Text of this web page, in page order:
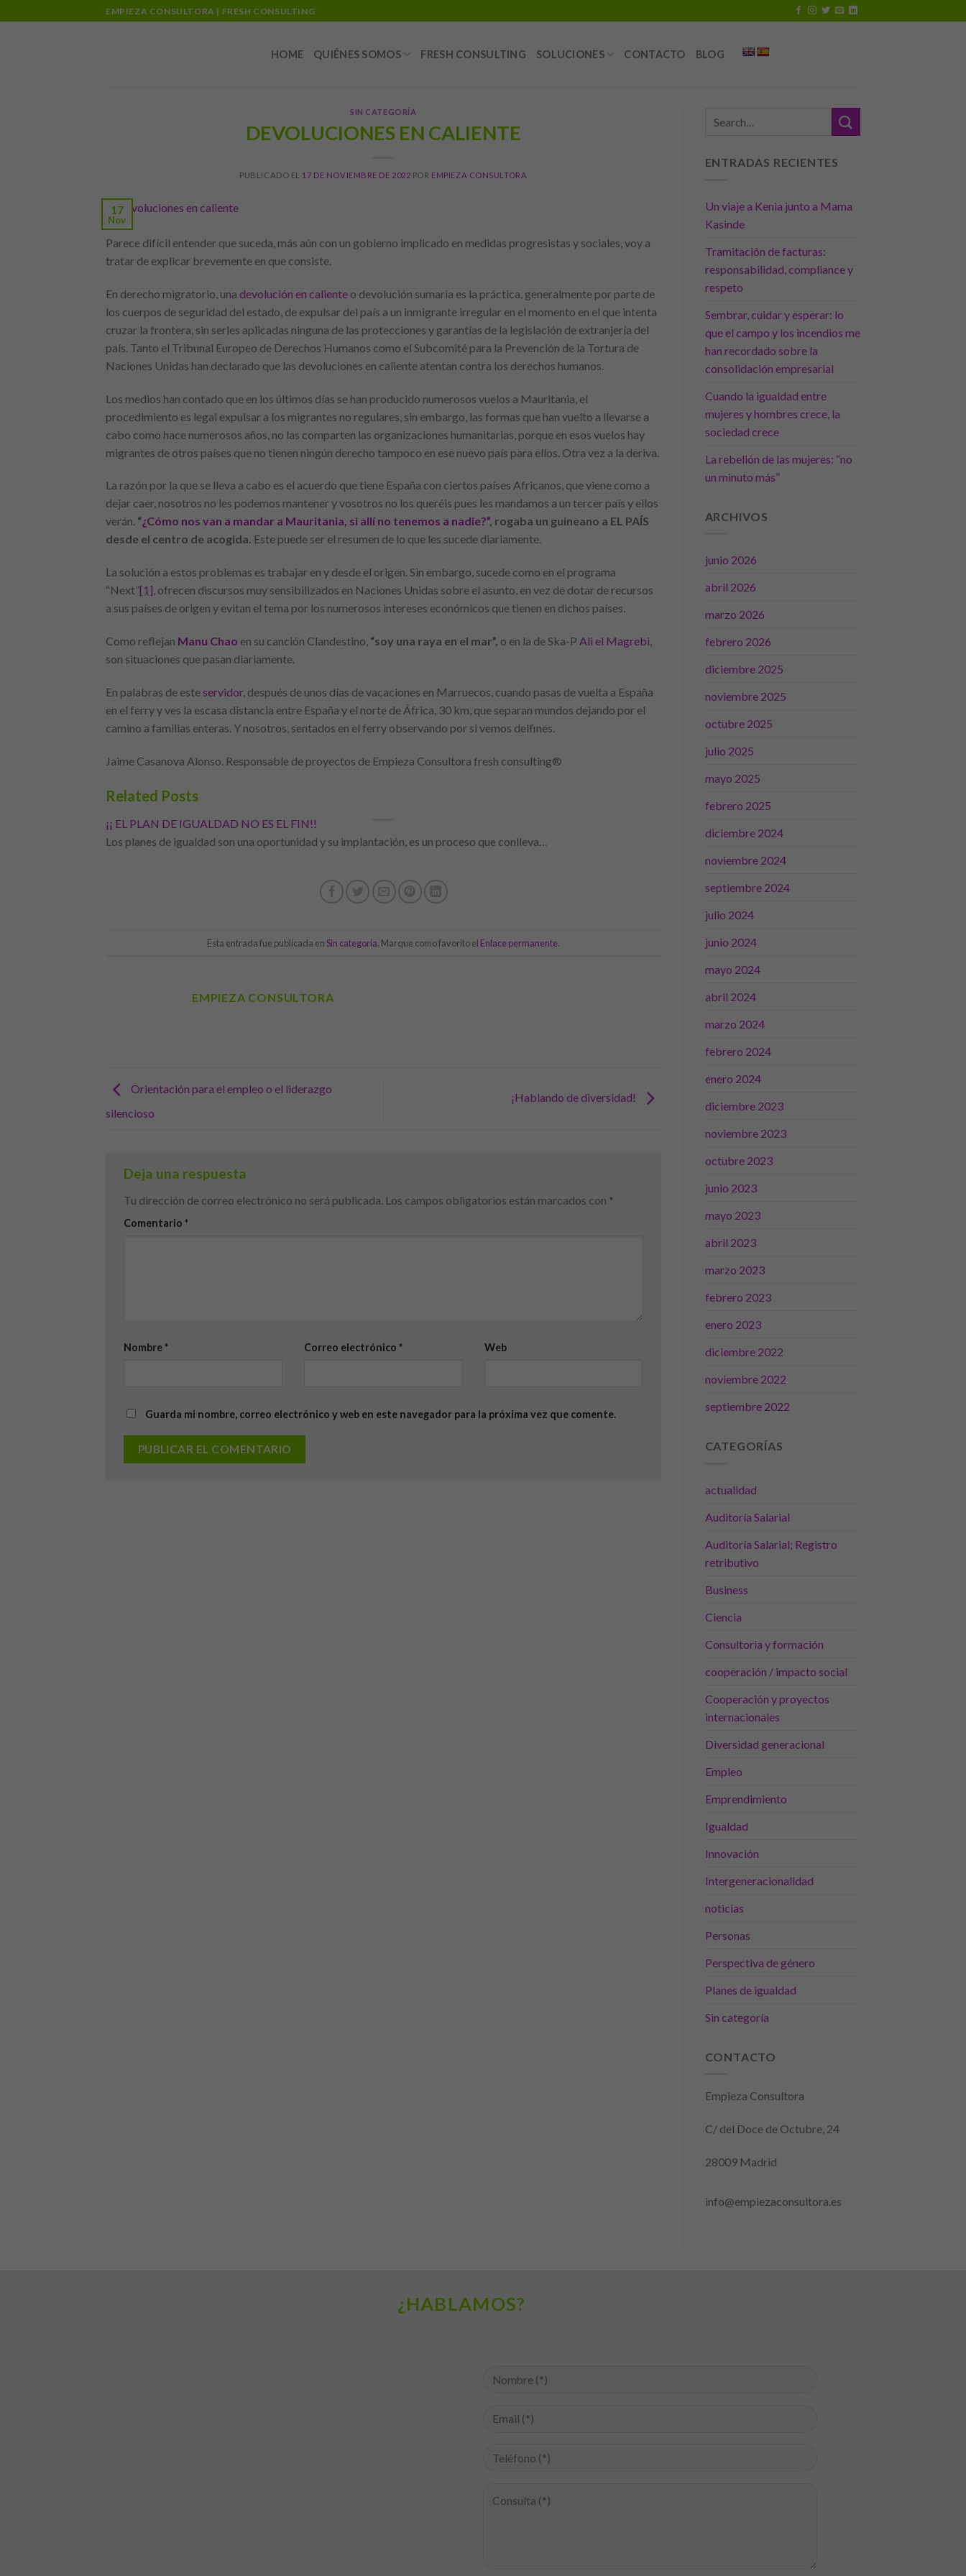
to
EMPIEZA CONSULTORA | FRESH CONSULTING
HOME QUIÉNES SOMOS FRESH CONSULTING SOLUCIONES CONTACTO BLOG
SIN CATEGORÍA
DEVOLUCIONES EN CALIENTE
PUBLICADO EL 17 DE NOVIEMBRE DE 2022 POR EMPIEZA CONSULTORA
17
Nov
Parece difícil entender que suceda, más aún con un gobierno implicado en medidas progresistas y sociales, voy a
tratar de explicar brevemente en que consiste.
En derecho migratorio, una devolución en caliente o devolución sumaria es la práctica, generalmente por parte de
los cuerpos de seguridad del estado, de expulsar del país a un inmigrante irregular en el momento en el que intenta
cruzar la frontera, sin serles aplicadas ninguna de las protecciones y garantías de la legislación de extranjería del
país. Tanto el Tribunal Europeo de Derechos Humanos como el Subcomité para la Prevención de la Tortura de
Naciones Unidas han declarado que las devoluciones en caliente atentan contra los derechos humanos.
Los medios han contado que en los últimos días se han producido numerosos vuelos a Mauritania, el
procedimiento es legal expulsar a los migrantes no regulares, sin embargo, las formas que han vuelto a llevarse a
cabo como hace numerosos años, no las comparten las organizaciones humanitarias, porque en esos vuelos hay
migrantes de otros países que no tienen ningún derecho tampoco en ese nuevo país para ellos. Otra vez a la deriva.
La razón por la que se lleva a cabo es el acuerdo que tiene España con ciertos países Africanos, que viene como a
dejar caer, nosotros no les podemos mantener y vosotros no los queréis pues les mandamos a un tercer país y ellos
verán. “¿Cómo nos van a mandar a Mauritania, si allí no tenemos a nadie?”, rogaba un guineano a EL PAÍS
desde el centro de acogida. Este puede ser el resumen de lo que les sucede diariamente.
La solución a estos problemas es trabajar en y desde el origen. Sin embargo, sucede como en el programa
“Next”[1], ofrecen discursos muy sensibilizados en Naciones Unidas sobre el asunto, en vez de dotar de recursos
a sus países de origen y evitan el tema por los numerosos intereses económicos que tienen en dichos países.
Como reflejan Manu Chao en su canción Clandestino, “soy una raya en el mar”, o en la de Ska-P Ali el Magrebi,
son situaciones que pasan diariamente.
En palabras de este servidor, después de unos días de vacaciones en Marruecos, cuando pasas de vuelta a España
en el ferry y ves la escasa distancia entre España y el norte de África, 30 km, que separan mundos dejando por el
camino a familias enteras. Y nosotros, sentados en el ferry observando por si vemos delfines.
Jaime Casanova Alonso. Responsable de proyectos de Empieza Consultora fresh consulting®
Related Posts
¡¡ EL PLAN DE IGUALDAD NO ES EL FIN!!
Los planes de igualdad son una oportunidad y su implantación, es un proceso que conlleva…
Esta entrada fue publicada enSin categoría. Marque como favorito el Enlace permanente.
EMPIEZA CONSULTORA
Orientación para el empleo o el liderazgo
silencioso
¡Hablando de diversidad!
Deja una respuesta
Tu dirección de correo electrónico no será publicada. Los campos obligatorios están marcados con *
Comentario *
Nombre* Correo electrónico * Web
Guarda mi nombre, correo electrónico y web en este navegador para la próxima vez que comente.
ENTRADAS RECIENTES
Un viaje a Kenia junto a Mama
Kasinde
Tramitación de facturas:
responsabilidad, compliance y
respeto
Sembrar, cuidar y esperar: lo
que el campo y los incendios me
han recordado sobre la
consolidación empresarial
Cuando la igualdad entre
mujeres y hombres crece, la
sociedad crece
La rebelión de las mujeres: “no
un minuto más”
ARCHIVOS
junio 2026
abril 2026
marzo 2026
febrero 2026
diciembre 2025
noviembre 2025
octubre 2025
julio 2025
mayo 2025
febrero 2025
diciembre 2024
noviembre 2024
septiembre 2024
julio 2024
junio 2024
mayo 2024
abril 2024
marzo 2024
febrero 2024
enero 2024
diciembre 2023
noviembre 2023
octubre 2023
junio 2023
mayo 2023
abril 2023
marzo 2023
febrero 2023
enero 2023
diciembre 2022
noviembre 2022
septiembre 2022
CATEGORÍAS
actualidad
Auditoría Salarial
Auditoría Salarial; Registro
retributivo
Business
Ciencia
Consultoria y formación
cooperación / impacto social
Cooperación y proyectos
internacionales
Diversidad generacional
Empleo
Emprendimiento
Igualdad
Innovación
Intergeneracionalidad
noticias
Personas
Perspectiva de género
Planes de igualdad
Sin categoría
CONTACTO
Empieza Consultora
C/ del Doce de Octubre, 24
28009 Madrid
info@empiezaconsultora.es
¿HABLAMOS?
funcione lo
visita. Si
cookies,
algunas
de la web.